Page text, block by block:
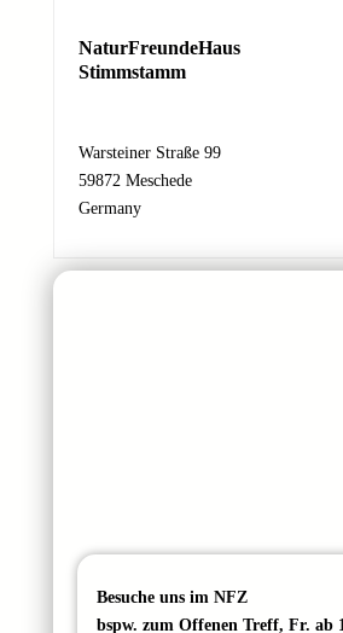
M
l
-
A
r
NaturFreundeHaus
Stimmstamm
Warsteiner Straße 99
59872 Meschede
Germany
Besuche uns im NFZ
bspw. zum Offenen Treff, Fr. ab